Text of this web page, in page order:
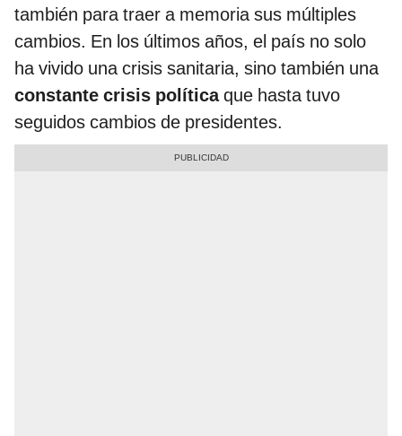
también para traer a memoria sus múltiples
cambios. En los últimos años, el país no solo
ha vivido una crisis sanitaria, sino también una
constante crisis políticaque hasta tuvo
seguidos cambios de presidentes.